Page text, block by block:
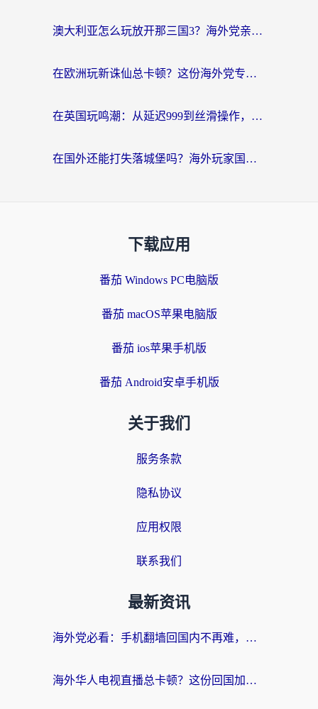
澳大利亚怎么玩放开那三国3？海外党亲测有效的国服游戏加速指南
在欧洲玩新诛仙总卡顿？这份海外党专属加速器指南帮你解决延迟难题
在英国玩鸣潮：从延迟999到丝滑操作，我是怎么做到的？
在国外还能打失落城堡吗？海外玩家国服游戏加速终极指南（附北美玩online加速器下载技巧）
下载应用
番茄 Windows PC电脑版
番茄 macOS苹果电脑版
番茄 ios苹果手机版
番茄 Android安卓手机版
关于我们
服务条款
隐私协议
应用权限
联系我们
最新资讯
海外党必看：手机翻墙回国内不再难，一篇搞定无缝访问国内资源指南
海外华人电视直播总卡顿？这份回国加速器选择指南帮你无缝看国内资源